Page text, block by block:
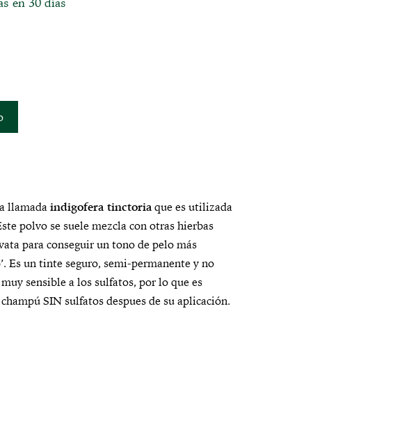
llamada indigofera tinctoriaque es utilizada
polvo se suele mezcla con otras hierbas
para conseguir un tono de pelo más
Es un tinte seguro, semi-permanente y no
sensible a los sulfatos, por lo que es
SIN sulfatos despues de su aplicación.